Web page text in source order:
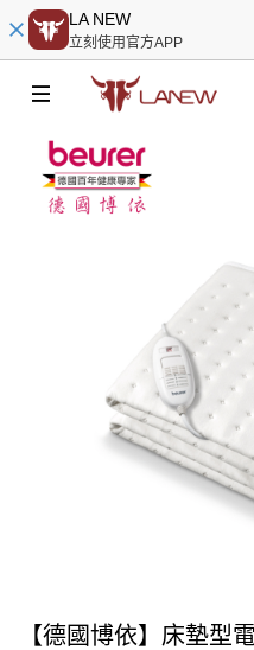
LA NEW
立刻使用官方APP
【德國博依】床墊型